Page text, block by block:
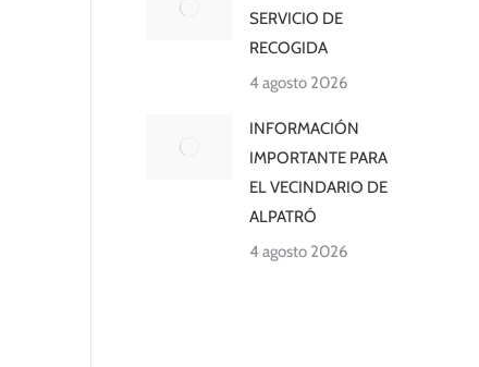
SERVICIO DE
RECOGIDA
4 agosto 2026
INFORMACIÓN
IMPORTANTE PARA
EL VECINDARIO DE
ALPATRÓ
4 agosto 2026